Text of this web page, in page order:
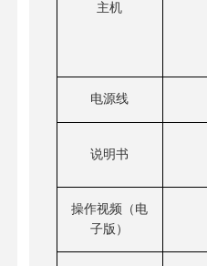
主机
电源线
说明书
操作视频（电
子版）